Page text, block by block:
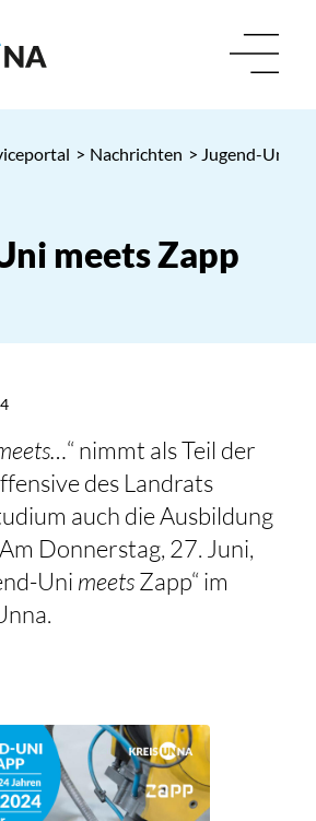
> Nachrichten > Jugend-Uni
meets Zapp
“ nimmt als Teil der
des Landrats
auch die Ausbildung
Donnerstag, 27. Juni,
Uni meetsZapp“ im